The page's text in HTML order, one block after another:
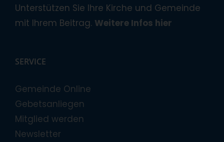
Unterstützen Sie Ihre Kirche und Gemeinde
mit Ihrem Beitrag. Weitere Infos hier
SERVICE
Gemeinde Online
Gebetsanliegen
Mitglied werden
Newsletter